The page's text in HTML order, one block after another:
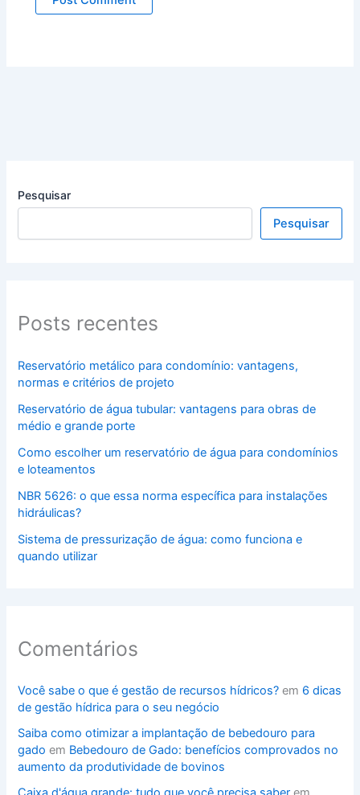
Pesquisar
Pesquisar
Posts recentes
Reservatório metálico para condomínio: vantagens,
normas e critérios de projeto
Reservatório de água tubular: vantagens para obras de
médio e grande porte
Como escolher um reservatório de água para condomínios
e loteamentos
NBR 5626: o que essa norma específica para instalações
hidráulicas?
Sistema de pressurização de água: como funciona e
quando utilizar
Comentários
Você sabe o que é gestão de recursos hídricos? em 6 dicas
de gestão hídrica para o seu negócio
Saiba como otimizar a implantação de bebedouro para
gado em Bebedouro de Gado: benefícios comprovados no
aumento da produtividade de bovinos